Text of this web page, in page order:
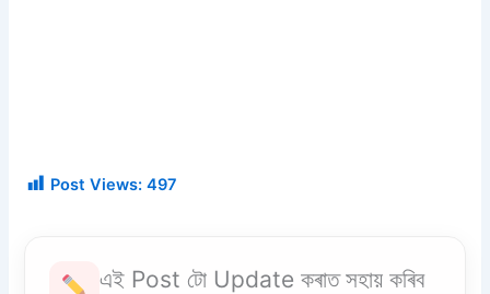
Post Views: 497
এই Post টো Update কৰাত সহায় কৰিব